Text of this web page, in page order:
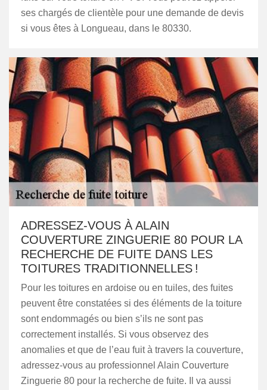
ses chargés de clientèle pour une demande de devis
si vous êtes à Longueau, dans le 80330.
ADRESSEZ-VOUS À ALAIN
COUVERTURE ZINGUERIE 80 POUR LA
RECHERCHE DE FUITE DANS LES
TOITURES TRADITIONNELLES !
Pour les toitures en ardoise ou en tuiles, des fuites
peuvent être constatées si des éléments de la toiture
sont endommagés ou bien s’ils ne sont pas
correctement installés. Si vous observez des
anomalies et que de l’eau fuit à travers la couverture,
adressez-vous au professionnel Alain Couverture
Zinguerie 80 pour la recherche de fuite. Il va aussi